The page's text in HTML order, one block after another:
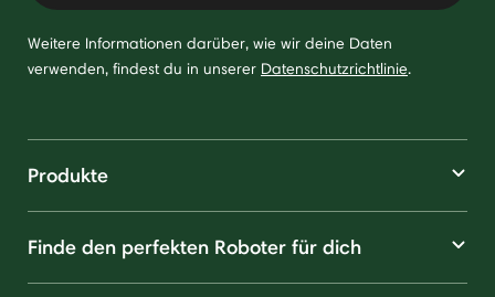
Weitere Informationen darüber, wie wir deine Daten
verwenden, findest du in unserer Datenschutzrichtlinie.
Produkte
Finde den perfekten Roboter für dich